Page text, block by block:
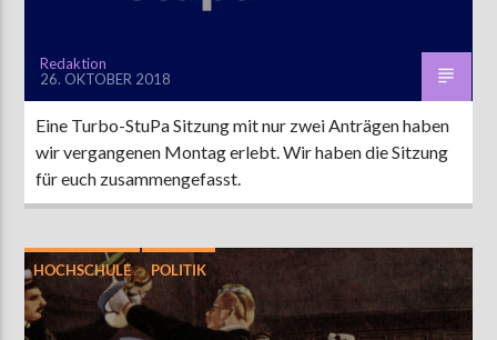
Redaktion
26. OKTOBER 2018
Eine Turbo-StuPa Sitzung mit nur zwei Anträgen haben
wir vergangenen Montag erlebt. Wir haben die Sitzung
für euch zusammengefasst.
HOCHSCHULE POLITIK